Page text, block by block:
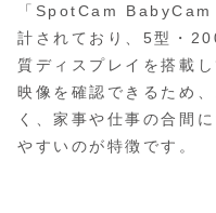
「SpotCam BabyCam
計されており、5型・
質ディスプレイを搭載
映像を確認できるため
く、家事や仕事の合間
やすいのが特徴です。